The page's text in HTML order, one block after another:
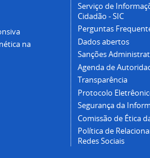
na
Serviço de
Cidadão - SIC
Perguntas
Dados abertos
Sanções
Agenda de
Transparência
Protocolo
Segurança da
Comissão de Ética
Política de
Redes Sociais